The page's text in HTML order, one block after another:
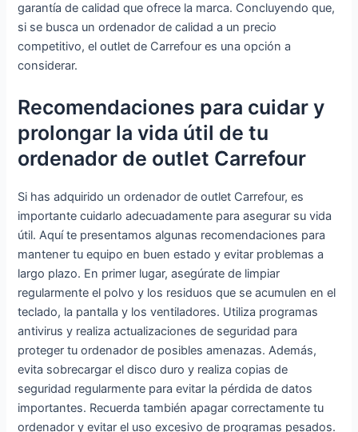
garantía de calidad que ofrece la marca. Concluyendo que,
si se busca un ordenador de calidad a un precio
competitivo, el outlet de Carrefour es una opción a
considerar.
Recomendaciones para cuidar y
prolongar la vida útil de tu
ordenador de outlet Carrefour
Si has adquirido un ordenador de outlet Carrefour, es
importante cuidarlo adecuadamente para asegurar su vida
útil. Aquí te presentamos algunas recomendaciones para
mantener tu equipo en buen estado y evitar problemas a
largo plazo. En primer lugar, asegúrate de limpiar
regularmente el polvo y los residuos que se acumulen en el
teclado, la pantalla y los ventiladores. Utiliza programas
antivirus y realiza actualizaciones de seguridad para
proteger tu ordenador de posibles amenazas. Además,
evita sobrecargar el disco duro y realiza copias de
seguridad regularmente para evitar la pérdida de datos
importantes. Recuerda también apagar correctamente tu
ordenador y evitar el uso excesivo de programas pesados.